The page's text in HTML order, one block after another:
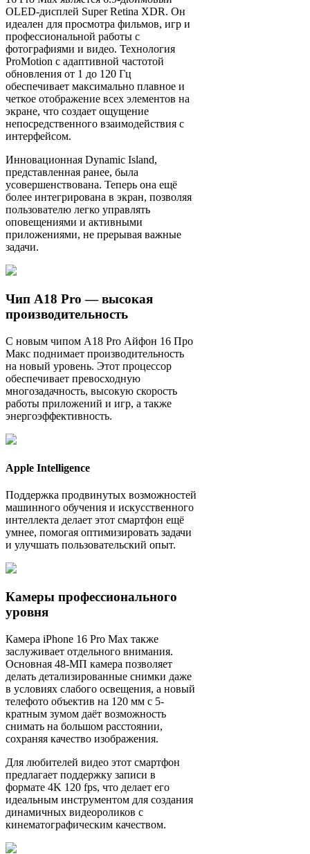
OLED-дисплей Super Retina XDR. Он
идеален для просмотра фильмов, игр и
профессиональной работы с
фотографиями и видео. Технология
ProMotion с адаптивной частотой
обновления от 1 до 120 Гц
обеспечивает максимально плавное и
четкое отображение всех элементов на
экране, что создает ощущение
непосредственного взаимодействия с
интерфейсом.
Инновационная Dynamic Island,
представленная ранее, была
усовершенствована. Теперь она ещё
более интегрирована в экран, позволяя
пользователю легко управлять
оповещениями и активными
приложениями, не прерывая важные
задачи.
Чип A18 Pro — высокая
производительность
С новым чипом A18 Pro Айфон 16 Про
Макс поднимает производительность
на новый уровень. Этот процессор
обеспечивает превосходную
многозадачность, высокую скорость
работы приложений и игр, а также
энергоэффективность.
Apple Intelligence
Поддержка продвинутых возможностей
машинного обучения и искусственного
интеллекта делает этот смартфон ещё
умнее, помогая оптимизировать задачи
и улучшать пользовательский опыт.
Камеры профессионального
уровня
Камера iPhone 16 Pro Max также
заслуживает отдельного внимания.
Основная 48-МП камера позволяет
делать детализированные снимки даже
в условиях слабого освещения, а новый
телефото объектив на 120 мм с 5-
кратным зумом даёт возможность
снимать на большом расстоянии,
сохраняя качество изображения.
Для любителей видео этот смартфон
предлагает поддержку записи в
формате 4K 120 fps, что делает его
идеальным инструментом для создания
динамичных видеороликов с
кинематографическим качеством.